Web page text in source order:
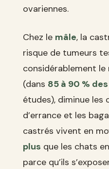
ovariennes.
Chez le mâle, la
risque de tumeurs
considérablement le
(dans 85 à 90 %
études), diminue
d’errance et les
castrés vivent en
plus que les chats
parce qu’ils